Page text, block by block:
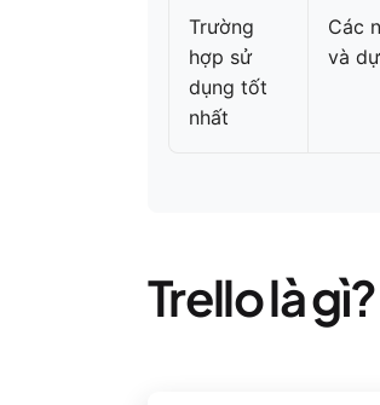
Trường
hợp sử
dụng tốt
nhất
Các
và
Trello là gì?